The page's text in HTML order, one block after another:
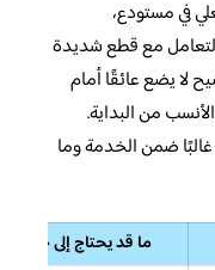
في مستودع،
التعامل مع قطع شديدة
لا يضع عائقًا أمام
من البداية.
ضمن الخدمة وما
ما قد يحتاج إلى خدمة